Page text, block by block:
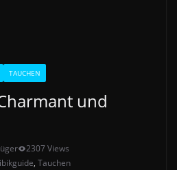
TAUCHEN
und
2307 Views
, Tauchen